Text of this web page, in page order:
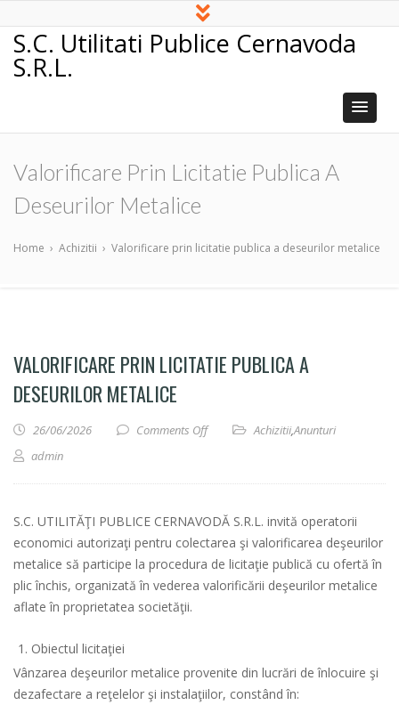
S.C. Utilitati Publice Cernavoda
S.R.L.
Valorificare Prin Licitatie Publica A
Deseurilor Metalice
Home › Achizitii › Valorificare prin licitatie publica a deseurilor metalice
VALORIFICARE PRIN LICITATIE PUBLICA A
DESEURILOR METALICE
26/06/2026 Comments Offon Valorificare prin licitatie publica a
Achizitii,Anunturi
admin
S.C. UTILITĂŢI PUBLICE CERNAVODĂ S.R.L. invită operatorii
economici autorizaţi pentru colectarea şi valorificarea deşeurilor
metalice să participe la procedura de licitaţie publică cu ofertă în
plic închis, organizată în vederea valorificării deşeurilor metalice
aflate în proprietatea societăţii.
Obiectul licitaţiei
Vânzarea deşeurilor metalice provenite din lucrări de înlocuire şi
dezafectare a reţelelor şi instalaţiilor, constând în: